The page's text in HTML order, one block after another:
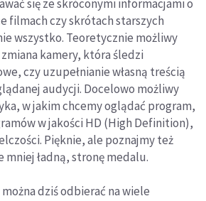
się ze skróconymi informacjami o
filmach czy skrótach starszych
wszystko. Teoretycznie możliwy
kamery, która śledzi
czy uzupełnianie własną treścią
audycji. Docelowo możliwy
w jakim chcemy oglądać program,
w jakości HD (High Definition),
Pięknie, ale poznajmy też
ładną, stronę medalu.
dziś odbierać na wiele